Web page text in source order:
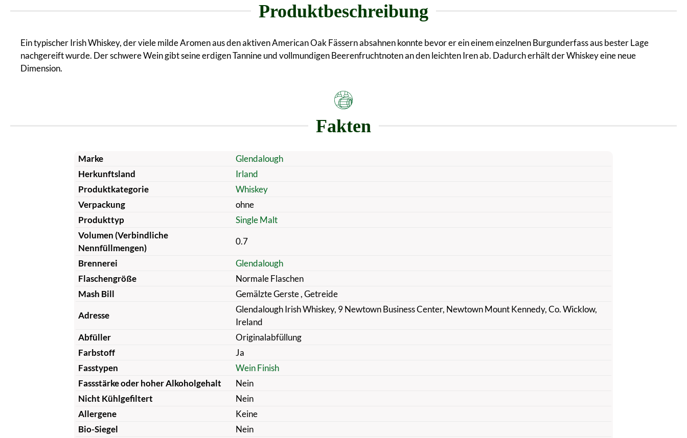
Produktbeschreibung
Ein typischer Irish Whiskey, der viele milde Aromen aus den aktiven American Oak Fässern absahnen konnte bevor er ein einem einzelnen Burgunderfass aus bester Lage
nachgereift wurde. Der schwere Wein gibt seine erdigen Tannine und vollmundigen Beerenfruchtnoten an den leichten Iren ab. Dadurch erhält der Whiskey eine neue
Dimension.
Fakten
Marke
Glendalough
Herkunftsland
Irland
Produktkategorie
Whiskey
Verpackung
ohne
Produkttyp
Single Malt
Volumen (Verbindliche
Nennfüllmengen)
0.7
Brennerei
Glendalough
Flaschengröße
Normale Flaschen
Mash Bill
Gemälzte Gerste, Getreide
Adresse
Glendalough Irish Whiskey, 9 Newtown Business Center, Newtown Mount Kennedy, Co. Wicklow,
Ireland
Abfüller
Originalabfüllung
Farbstoff
Ja
Fasstypen
Wein Finish
Fassstärke oder hoher Alkoholgehalt
Nein
Nicht Kühlgefiltert
Nein
Allergene
Keine
Bio-Siegel
Nein